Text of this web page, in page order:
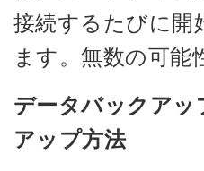
接続するたびに開
ます。無数の可能
データバックアッ
アップ方法